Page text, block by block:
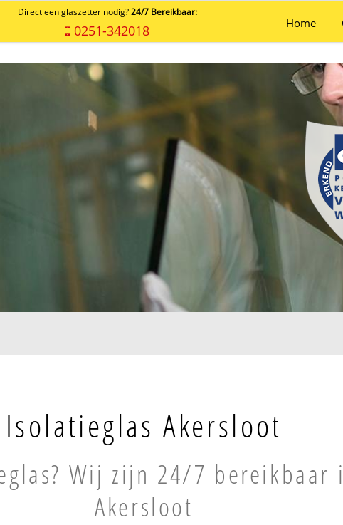
Direct een glaszetter nodig? 24/7 Bereikbaar:
0251-342018 Home
Isolatieglas Akersloot
Wij zijn 24/7 bereikbaar
Akersloot